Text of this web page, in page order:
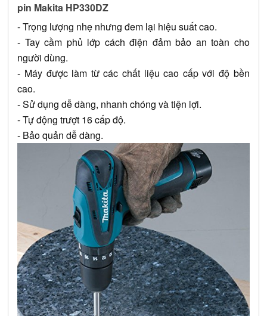
pin Makita HP330DZ
- Trọng lượng nhẹ nhưng đem lại hiệu suất cao.
- Tay cầm phủ lớp cách điện đảm bảo an toàn cho
người dùng.
- Máy được làm từ các chất liệu cao cấp với độ bền
cao.
- Sử dụng dễ dàng, nhanh chóng và tiện lợi.
- Tự động trượt 16 cấp độ.
- Bảo quản dễ dàng.